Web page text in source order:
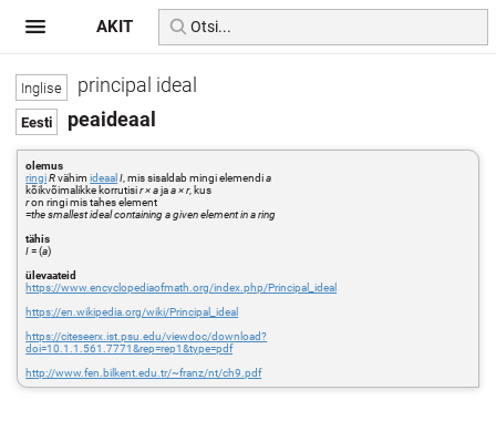
principal ideal
peaideaal
olemus
ringiRvähimideaal I , mis sisaldab mingi elemendia
kõikvõimalikke korrutisir × ajaa × r, kus
ron ringi mis tahes element
=the smallest ideal containing a given element in a ring
tähis
I= (a)
ülevaateid
https://www.encyclopediaofmath.org/index.php/Principal_ideal
https://en.wikipedia.org/wiki/Principal_ideal
https://citeseerx.ist.psu.edu/viewdoc/download?
doi=10.1.1.561.7771&rep=rep1&type=pdf
http://www.fen.bilkent.edu.tr/~franz/nt/ch9.pdf
AKIT